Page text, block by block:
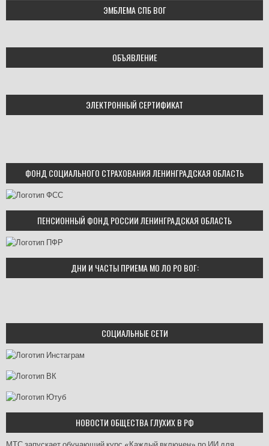
ЭМБЛЕМА СПБ ВОГ
ОБЪЯВЛЕНИЕ
ЭЛЕКТРОННЫЙ СЕРТИФИКАТ
ФОНД СОЦИАЛЬНОГО СТРАХОВАНИЯ ЛЕНИНГРАДСКАЯ ОБЛАСТЬ
ПЕНСИОННЫЙ ФОНД РОССИИ ЛЕНИНГРАДСКАЯ ОБЛАСТЬ
ДНИ И ЧАСТЫ ПРИЕМА МО ЛО РО ВОГ:
СОЦИАЛЬНЫЕ СЕТИ
НОВОСТИ ОБЩЕСТВА ГЛУХИХ В РФ